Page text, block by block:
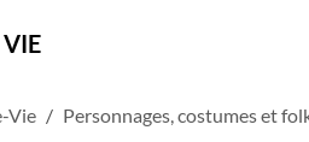
VIE
Vie Personnages, costumes et